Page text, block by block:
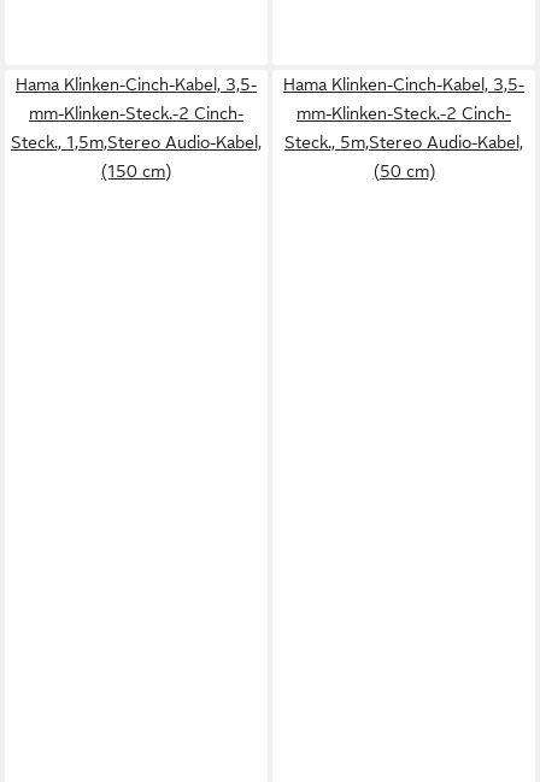
Hama Klinken-Cinch-Kabel, 3,5-
mm-Klinken-Steck.-2 Cinch-
Steck., 1,5m,Stereo Audio-Kabel,
(150 cm)
Hama Klinken-Cinch-Kabel, 3,5-
mm-Klinken-Steck.-2 Cinch-
Steck., 5m,Stereo Audio-Kabel,
(50 cm)